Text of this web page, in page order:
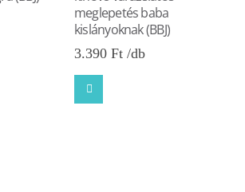
meglepetés baba
kislányoknak (BBJ)
3.390 Ft